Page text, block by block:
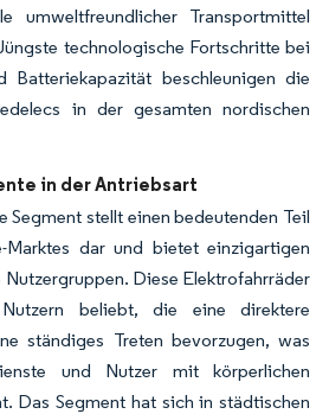
umweltfreundlicher Transportmittel
technologische Fortschritte bei
Batteriekapazität beschleunigen die
in der gesamten nordischen
in der Antriebsart
Segment stellt einen bedeutenden Teil
Marktes dar und bietet einzigartigen
Diese Elektrofahrräder
beliebt, die eine direktere
ständiges Treten bevorzugen, was
und Nutzer mit körperlichen
Das Segment hat sich in städtischen